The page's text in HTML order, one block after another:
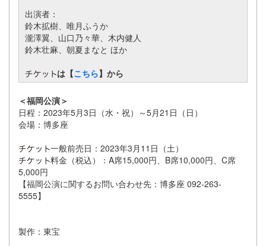
出演者：
鈴木拡樹、唯月ふうか
瀧澤翼、山口乃々華、木内健人
鈴木壮麻、朝夏まなと ほか
は【こちら】から
＜福岡公演＞
日程：2023年5月3日（水・祝）～5月21日（日）
会場：博多座
一般前売日：2023年3月11日（土）
料金（税込）：A席15,000円、B席10,000円、C席
5,000円
【福岡公演に関するお問い合わせ先：博多座 092-263-
5555】
製作：東宝